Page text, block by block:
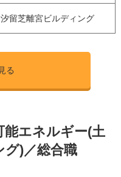
留芝離宮ビルディング
る
能エネルギー(土
グ)／総合職